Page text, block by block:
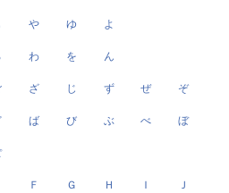
や ゆ よ
わ を ん
ざ じ ず ぜ ぞ
ば び ぶ べ ぼ
Ｆ Ｇ Ｈ Ｉ Ｊ